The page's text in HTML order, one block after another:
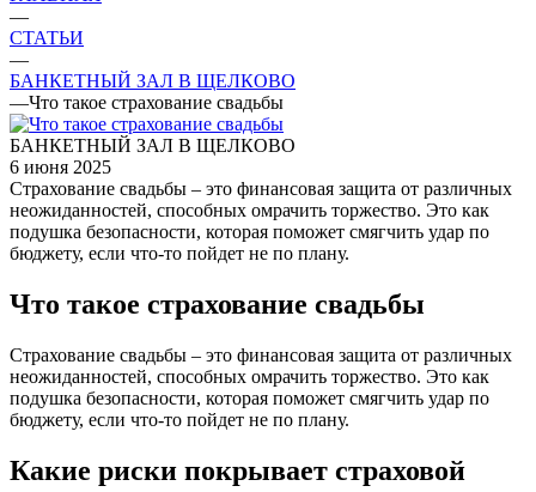
—
СТАТЬИ
—
БАНКЕТНЫЙ ЗАЛ В ЩЕЛКОВО
—Что такое страхование свадьбы
БАНКЕТНЫЙ ЗАЛ В ЩЕЛКОВО
6 июня 2025
Страхование свадьбы – это финансовая защита от различных
неожиданностей, способных омрачить торжество. Это как
подушка безопасности, которая поможет смягчить удар по
бюджету, если что-то пойдет не по плану.
Что такое страхование свадьбы
Страхование свадьбы – это финансовая защита от различных
неожиданностей, способных омрачить торжество. Это как
подушка безопасности, которая поможет смягчить удар по
бюджету, если что-то пойдет не по плану.
Какие риски покрывает страховой